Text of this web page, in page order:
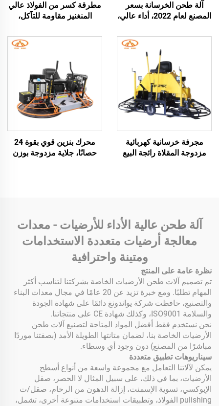
آلة طحن الخرسانة بسعر
المصنع لعام 2022، أداء عالي،
بناء الطرق
مطرقة كسر من الفولاذ عالي
المنغنيز مقاومة للتآكل،
الصلبة، ماكينة كسر بالمطرقة
بمحرك ديزل، جهاز طحن
الزجاج بمطرقة كسر
مجرفة خرسانية كهربائية
مزدوجة المقلاة رائجة البيع
محرك بنزين قوي بقوة 24
حصانًا، جلاية مزدوجة بوزن
آلة طحن عالية الأداء للأرضيات - معدات
معالجة أرضيات متعددة الاستخدامات
ومتينة واحترافية
نظرة عامة على المنتج
تم تصميم آلات طحن الأرضيات الخاصة بشركتنا لتناسب أكثر
المهام تطلبًا. ومع خبرة تزيد عن 20 عامًا في مجال معدات البناء
والتصنيع، حافظت شركة يواندونغ دائمًا على شهادة الجودة
والسلامة ISO9001، وكذلك شهادة CE على منتجاتنا.
نحن نستخدم فقط أفضل المواد المتاحة لتصنيع آلات طحن
الأرضيات الخاصة بنا، لضمان متانتها الطويلة الأمد (بصفتنا موردًا
مباشرًا من المصنع) دون وجود أي وسطاء.
سيناريوهات تطبيق متعددة
يمكن لآلاتنا التعامل مع مجموعة واسعة من أنواع أسطح
الأرضيات، بما في ذلك، على سبيل المثال لا الحصر، صقل
الإبوكسي، تسوية الإسمنت، إزالة الدهون من الرخام، صقل/ت
pulishing الفولاذ، وتطبيقات استخدامات متنوعة أخرى، تشمل،